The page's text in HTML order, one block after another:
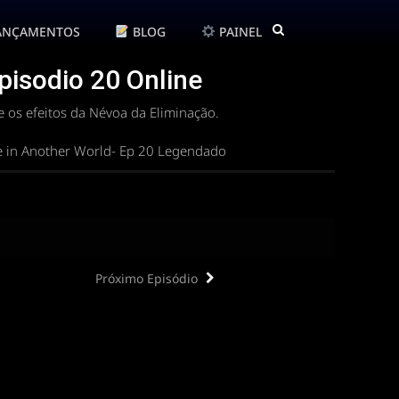
BLOG PAINEL
20 Online
efeitos da Névoa da Eliminação.
in Another World- Ep 20 Legendado
Próximo Episódio